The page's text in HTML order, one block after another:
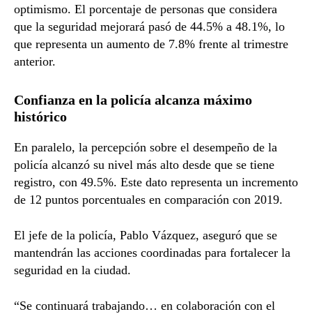
optimismo. El porcentaje de personas que considera
que la seguridad mejorará pasó de 44.5% a 48.1%, lo
que representa un aumento de 7.8% frente al trimestre
anterior.
Confianza en la policía alcanza máximo
histórico
En paralelo, la percepción sobre el desempeño de la
policía alcanzó su nivel más alto desde que se tiene
registro, con 49.5%. Este dato representa un incremento
de 12 puntos porcentuales en comparación con 2019.
El jefe de la policía, Pablo Vázquez, aseguró que se
mantendrán las acciones coordinadas para fortalecer la
seguridad en la ciudad.
“Se continuará trabajando… en colaboración con el